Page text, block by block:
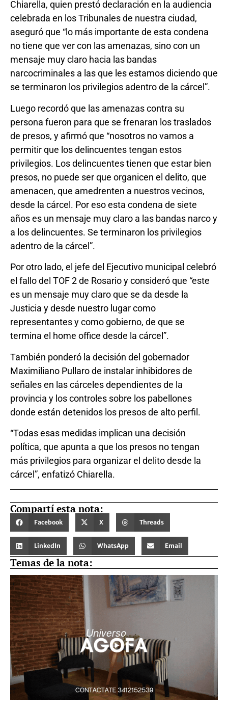
Chiarella, quien prestó declaración en la audiencia
celebrada en los Tribunales de nuestra ciudad,
aseguró que “lo más importante de esta condena
no tiene que ver con las amenazas, sino con un
mensaje muy claro hacia las bandas
narcocriminales a las que les estamos diciendo que
se terminaron los privilegios adentro de la cárcel”.
Luego recordó que las amenazas contra su
persona fueron para que se frenaran los traslados
de presos, y afirmó que “nosotros no vamos a
permitir que los delincuentes tengan estos
privilegios. Los delincuentes tienen que estar bien
presos, no puede ser que organicen el delito, que
amenacen, que amedrenten a nuestros vecinos,
desde la cárcel. Por eso esta condena de siete
años es un mensaje muy claro a las bandas narco y
a los delincuentes. Se terminaron los privilegios
adentro de la cárcel”.
Por otro lado, el jefe del Ejecutivo municipal celebró
el fallo del TOF 2 de Rosario y consideró que “este
es un mensaje muy claro que se da desde la
Justicia y desde nuestro lugar como
representantes y como gobierno, de que se
termina el home office desde la cárcel”.
También ponderó la decisión del gobernador
Maximiliano Pullaro de instalar inhibidores de
señales en las cárceles dependientes de la
provincia y los controles sobre los pabellones
donde están detenidos los presos de alto perfil.
“Todas esas medidas implican una decisión
política, que apunta a que los presos no tengan
más privilegios para organizar el delito desde la
cárcel”, enfatizó Chiarella.
Compartí esta nota:
Facebook X Threads
LinkedIn WhatsApp Email
Temas de la nota: